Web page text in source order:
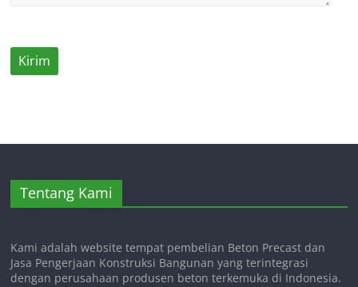
Tentang Kami
Kami adalah website tempat pembelian Beton Precast dan
Jasa Pengerjaan Konstruksi Bangunan yang terintegrasi
dengan perusahaan produsen beton terkemuka di Indonesia.